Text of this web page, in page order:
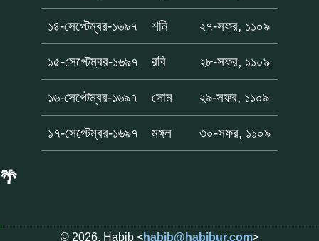
১৪-সেপ্টেম্বর-১৬৯৭ শনি ২৭-সফর, ১১০৯
১৫-সেপ্টেম্বর-১৬৯৭ রবি ২৮-সফর, ১১০৯
১৬-সেপ্টেম্বর-১৬৯৭ সোম ২৯-সফর, ১১০৯
১৭-সেপ্টেম্বর-১৬৯৭ মঙ্গল ৩০-সফর, ১১০৯
🌴
© 2026, Habib <habib@habibur.com>